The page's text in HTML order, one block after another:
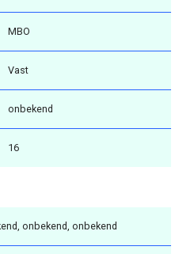
MBO
Vast
onbekend
16
onbekend, onbekend